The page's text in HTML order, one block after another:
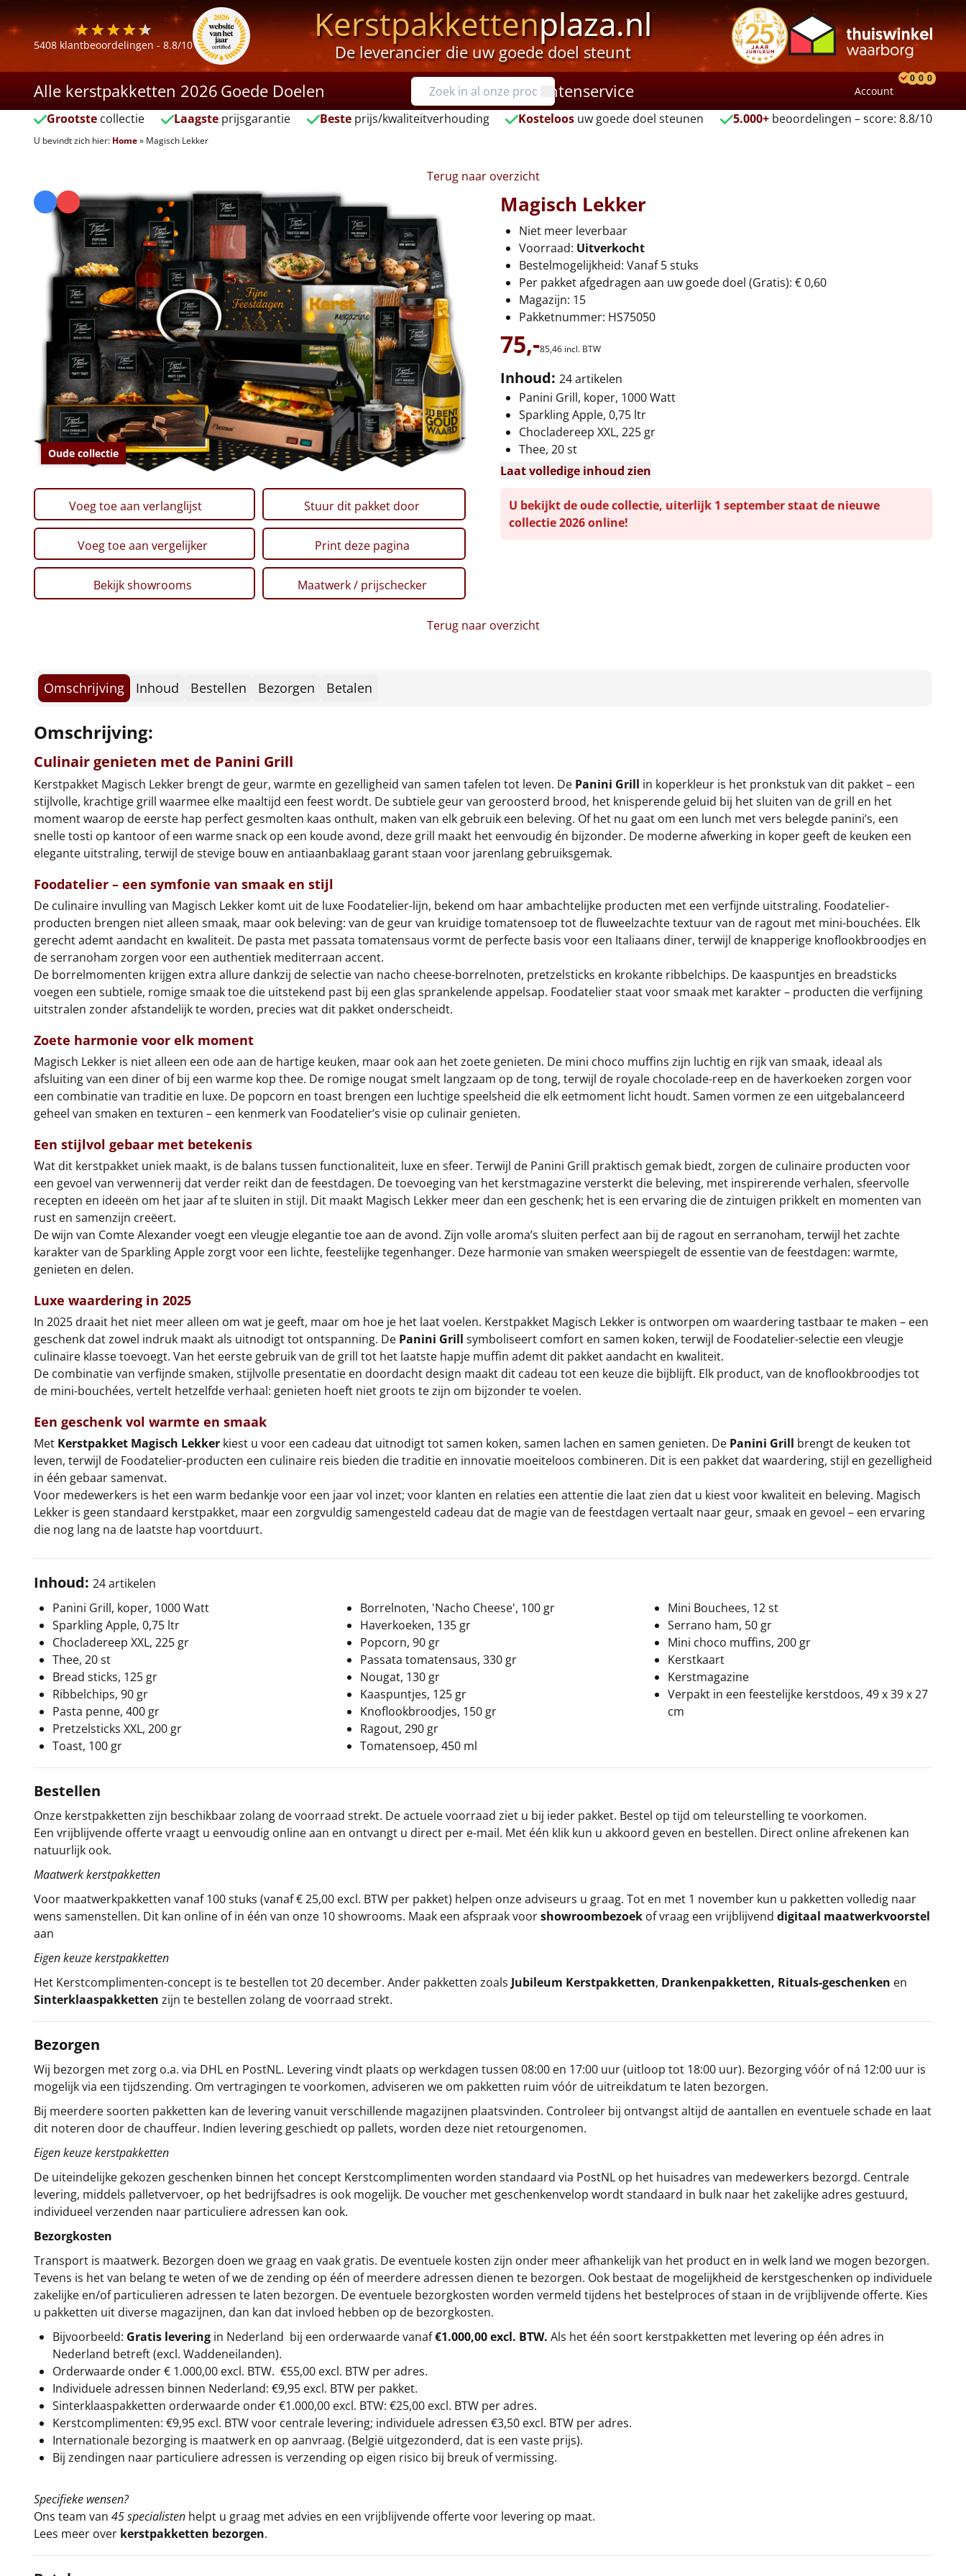
5408 klantbeoordelingen - 8.8/10 Kerstpakkettenplaza.nl
De leverancier die uw goede doel steunt
Alle kerstpakketten 2026 Goede Doelen Klantenservice Account
0 0 0
Grootste collectie Laagsteprijsgarantie Besteprijs/kwaliteitverhouding Kosteloos uw goede doel steunen 5.000+ beoordelingen – score: 8.8/10
U bevindt zich hier: Home» Magisch Lekker
Terug naar overzicht
Oude collectie
Magisch Lekker
Niet meer leverbaar
Voorraad: Uitverkocht
Bestelmogelijkheid: Vanaf 5 stuks
Per pakket afgedragen aan uw goede doel (Gratis): € 0,60
Magazijn: 15
Pakketnummer: HS75050
75,-85,46 incl. BTW
Inhoud: 24 artikelen
Panini Grill, koper, 1000 Watt
Sparkling Apple, 0,75 ltr
Chocladereep XXL, 225 gr
Thee, 20 st
Laat volledige inhoud zien
Voeg toe aan verlanglijst Stuur dit pakket door
Voeg toe aan vergelijker Print deze pagina
Bekijk showrooms Maatwerk / prijschecker
U bekijkt de oude collectie, uiterlijk 1 september staat de nieuwe
collectie 2026 online!
Terug naar overzicht
Omschrijving Inhoud Bestellen Bezorgen Betalen
Omschrijving:
Culinair genieten met de Panini Grill
Kerstpakket Magisch Lekker brengt de geur, warmte en gezelligheid van samen tafelen tot leven. De Panini Grill in koperkleur is het pronkstuk van dit pakket – een
stijlvolle, krachtige grill waarmee elke maaltijd een feest wordt. De subtiele geur van geroosterd brood, het knisperende geluid bij het sluiten van de grill en het
moment waarop de eerste hap perfect gesmolten kaas onthult, maken van elk gebruik een beleving. Of het nu gaat om een lunch met vers belegde panini’s, een
snelle tosti op kantoor of een warme snack op een koude avond, deze grill maakt het eenvoudig én bijzonder. De moderne afwerking in koper geeft de keuken een
elegante uitstraling, terwijl de stevige bouw en antiaanbaklaag garant staan voor jarenlang gebruiksgemak.
Foodatelier – een symfonie van smaak en stijl
De culinaire invulling van Magisch Lekker komt uit de luxe Foodatelier-lijn, bekend om haar ambachtelijke producten met een verfijnde uitstraling. Foodatelier-
producten brengen niet alleen smaak, maar ook beleving: van de geur van kruidige tomatensoep tot de fluweelzachte textuur van de ragout met mini-bouchées. Elk
gerecht ademt aandacht en kwaliteit. De pasta met passata tomatensaus vormt de perfecte basis voor een Italiaans diner, terwijl de knapperige knoflookbroodjes en
de serranoham zorgen voor een authentiek mediterraan accent.
De borrelmomenten krijgen extra allure dankzij de selectie van nacho cheese-borrelnoten, pretzelsticks en krokante ribbelchips. De kaaspuntjes en breadsticks
voegen een subtiele, romige smaak toe die uitstekend past bij een glas sprankelende appelsap. Foodatelier staat voor smaak met karakter – producten die verfijning
uitstralen zonder afstandelijk te worden, precies wat dit pakket onderscheidt.
Zoete harmonie voor elk moment
Magisch Lekker is niet alleen een ode aan de hartige keuken, maar ook aan het zoete genieten. De mini choco muffins zijn luchtig en rijk van smaak, ideaal als
afsluiting van een diner of bij een warme kop thee. De romige nougat smelt langzaam op de tong, terwijl de royale chocolade-reep en de haverkoeken zorgen voor
een combinatie van traditie en luxe. De popcorn en toast brengen een luchtige speelsheid die elk eetmoment licht houdt. Samen vormen ze een uitgebalanceerd
geheel van smaken en texturen – een kenmerk van Foodatelier’s visie op culinair genieten.
Een stijlvol gebaar met betekenis
Wat dit kerstpakket uniek maakt, is de balans tussen functionaliteit, luxe en sfeer. Terwijl de Panini Grill praktisch gemak biedt, zorgen de culinaire producten voor
een gevoel van verwennerij dat verder reikt dan de feestdagen. De toevoeging van het kerstmagazine versterkt die beleving, met inspirerende verhalen, sfeervolle
recepten en ideeën om het jaar af te sluiten in stijl. Dit maakt Magisch Lekker meer dan een geschenk; het is een ervaring die de zintuigen prikkelt en momenten van
rust en samenzijn creëert.
De wijn van Comte Alexander voegt een vleugje elegantie toe aan de avond. Zijn volle aroma’s sluiten perfect aan bij de ragout en serranoham, terwijl het zachte
karakter van de Sparkling Apple zorgt voor een lichte, feestelijke tegenhanger. Deze harmonie van smaken weerspiegelt de essentie van de feestdagen: warmte,
genieten en delen.
Luxe waardering in 2025
In 2025 draait het niet meer alleen om wat je geeft, maar om hoe je het laat voelen. Kerstpakket Magisch Lekker is ontworpen om waardering tastbaar te maken – een
geschenk dat zowel indruk maakt als uitnodigt tot ontspanning. De Panini Grill symboliseert comfort en samen koken, terwijl de Foodatelier-selectie een vleugje
culinaire klasse toevoegt. Van het eerste gebruik van de grill tot het laatste hapje muffin ademt dit pakket aandacht en kwaliteit.
De combinatie van verfijnde smaken, stijlvolle presentatie en doordacht design maakt dit cadeau tot een keuze die bijblijft. Elk product, van de knoflookbroodjes tot
de mini-bouchées, vertelt hetzelfde verhaal: genieten hoeft niet groots te zijn om bijzonder te voelen.
Een geschenk vol warmte en smaak
Met Kerstpakket Magisch Lekker kiest u voor een cadeau dat uitnodigt tot samen koken, samen lachen en samen genieten. De Panini Grill brengt de keuken tot
leven, terwijl de Foodatelier-producten een culinaire reis bieden die traditie en innovatie moeiteloos combineren. Dit is een pakket dat waardering, stijl en gezelligheid
in één gebaar samenvat.
Voor medewerkers is het een warm bedankje voor een jaar vol inzet; voor klanten en relaties een attentie die laat zien dat u kiest voor kwaliteit en beleving. Magisch
Lekker is geen standaard kerstpakket, maar een zorgvuldig samengesteld cadeau dat de magie van de feestdagen vertaalt naar geur, smaak en gevoel – een ervaring
die nog lang na de laatste hap voortduurt.
Inhoud: 24 artikelen
Panini Grill, koper, 1000 Watt
Sparkling Apple, 0,75 ltr
Chocladereep XXL, 225 gr
Thee, 20 st
Bread sticks, 125 gr
Ribbelchips, 90 gr
Pasta penne, 400 gr
Pretzelsticks XXL, 200 gr
Toast, 100 gr
Borrelnoten, 'Nacho Cheese', 100 gr
Haverkoeken, 135 gr
Popcorn, 90 gr
Passata tomatensaus, 330 gr
Nougat, 130 gr
Kaaspuntjes, 125 gr
Knoflookbroodjes, 150 gr
Ragout, 290 gr
Tomatensoep, 450 ml
Mini Bouchees, 12 st
Serrano ham, 50 gr
Mini choco muffins, 200 gr
Kerstkaart
Kerstmagazine
Verpakt in een feestelijke kerstdoos, 49 x 39 x 27
cm
Bestellen
Onze kerstpakketten zijn beschikbaar zolang de voorraad strekt. De actuele voorraad ziet u bij ieder pakket. Bestel op tijd om teleurstelling te voorkomen.
Een vrijblijvende offerte vraagt u eenvoudig online aan en ontvangt u direct per e-mail. Met één klik kun u akkoord geven en bestellen. Direct online afrekenen kan
natuurlijk ook.
Maatwerk kerstpakketten
Voor maatwerkpakketten vanaf 100 stuks (vanaf € 25,00 excl. BTW per pakket) helpen onze adviseurs u graag. Tot en met 1 november kun u pakketten volledig naar
wens samenstellen. Dit kan online of in één van onze 10 showrooms. Maak een afspraak voorshowroombezoek of vraag een vrijblijvend digitaal maatwerkvoorstel
aan
Eigen keuze kerstpakketten
Het Kerstcomplimenten-concept is te bestellen tot 20 december. Ander pakketten zoals Jubileum Kerstpakketten, Drankenpakketten, Rituals-geschenken en
Sinterklaaspakketten zijn te bestellen zolang de voorraad strekt.
Bezorgen
Wij bezorgen met zorg o.a. via DHL en PostNL. Levering vindt plaats op werkdagen tussen 08:00 en 17:00 uur (uitloop tot 18:00 uur). Bezorging vóór of ná 12:00 uur is
mogelijk via een tijdszending. Om vertragingen te voorkomen, adviseren we om pakketten ruim vóór de uitreikdatum te laten bezorgen.
Bij meerdere soorten pakketten kan de levering vanuit verschillende magazijnen plaatsvinden. Controleer bij ontvangst altijd de aantallen en eventuele schade en laat
dit noteren door de chauffeur. Indien levering geschiedt op pallets, worden deze niet retourgenomen.
Eigen keuze kerstpakketten
De uiteindelijke gekozen geschenken binnen het concept Kerstcomplimenten worden standaard via PostNL op het huisadres van medewerkers bezorgd. Centrale
levering, middels palletvervoer, op het bedrijfsadres is ook mogelijk. De voucher met geschenkenvelop wordt standaard in bulk naar het zakelijke adres gestuurd,
individueel verzenden naar particuliere adressen kan ook.
Bezorgkosten
Transport is maatwerk. Bezorgen doen we graag en vaak gratis. De eventuele kosten zijn onder meer afhankelijk van het product en in welk land we mogen bezorgen.
Tevens is het van belang te weten of we de zending op één of meerdere adressen dienen te bezorgen. Ook bestaat de mogelijkheid de kerstgeschenken op individuele
zakelijke en/of particulieren adressen te laten bezorgen. De eventuele bezorgkosten worden vermeld tijdens het bestelproces of staan in de vrijblijvende offerte. Kies
u pakketten uit diverse magazijnen, dan kan dat invloed hebben op de bezorgkosten.
Bijvoorbeeld: Gratis levering in Nederland bij een orderwaarde vanaf€1.000,00 excl. BTW. Als het één soort kerstpakketten met levering op één adres in
Nederland betreft (excl. Waddeneilanden).
Orderwaarde onder € 1.000,00 excl. BTW. €55,00 excl. BTW per adres.
Individuele adressen binnen Nederland: €9,95 excl. BTW per pakket.
Sinterklaaspakketten orderwaarde onder €1.000,00 excl. BTW: €25,00 excl. BTW per adres.
Kerstcomplimenten: €9,95 excl. BTW voor centrale levering; individuele adressen €3,50 excl. BTW per adres.
Internationale bezorging is maatwerk en op aanvraag. (België uitgezonderd, dat is een vaste prijs).
Bij zendingen naar particuliere adressen is verzending op eigen risico bij breuk of vermissing.
Specifieke wensen?
Ons team van 45 specialisten helpt u graag met advies en een vrijblijvende offerte voor levering op maat.
Lees meer over kerstpakketten bezorgen.